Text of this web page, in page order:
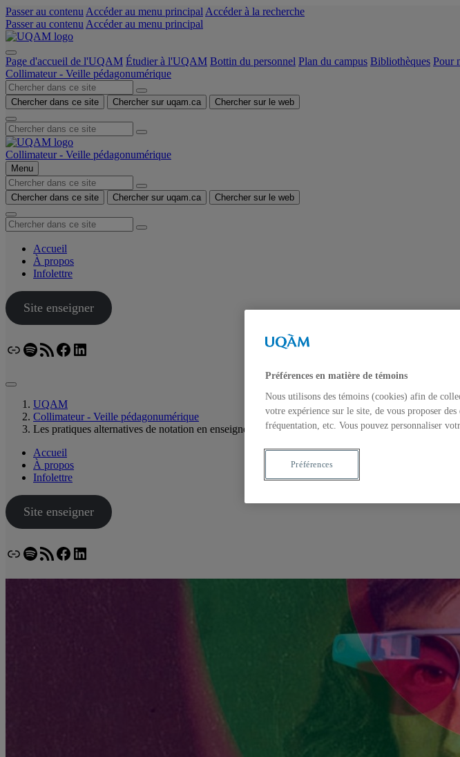
Passer au contenu Accéder au menu principal Accéder à la recherche
Passer au contenu Accéder au menu principal
Page d'accueil de l'UQAM Étudier à l'UQAM Bottin du personnel Plan du campus Bibliothèques Pour
Collimateur - Veille pédagonumérique
Chercher dans ce site Chercher sur uqam.ca Chercher sur le web
Collimateur - Veille pédagonumérique
Menu
Chercher dans ce site Chercher sur uqam.ca Chercher sur le web
Accueil
À propos
Infolettre
Site enseigner
LienSpotify
Flux RSSFacebook
LinkedIn
UQAM
Collimateur - Veille pédagonumérique
Les pratiques alternatives de notation en enseignement
Accueil
À propos
Infolettre
Site enseigner
LienSpotify
Flux RSSFacebook
LinkedIn
Préférences en matière de témoins
Nous utilisons des témoins (cookies) afin de
votre expérience sur le site, de vous proposer
fréquentation, etc. Vous pouvez personnaliser
Préférences